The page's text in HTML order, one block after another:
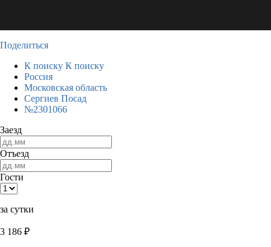
Поделиться
К поиску К поиску
Россия
Московская область
Сергиев Посад
№2301066
Заезд
Отъезд
Гости
за сутки
3 186 ₽